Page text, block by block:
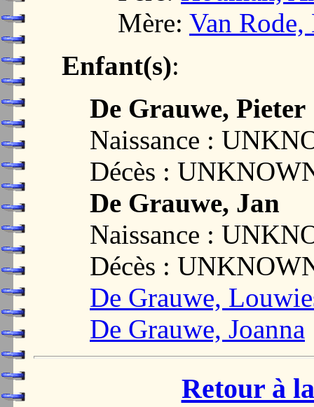
Mère: Van
Enfant(s):
De Grauwe, Pieter
Naissance :
Décès :
De Grauwe, Jan
Naissance :
Décès :
De Grauwe,
De Grauwe, Joanna
Retour à